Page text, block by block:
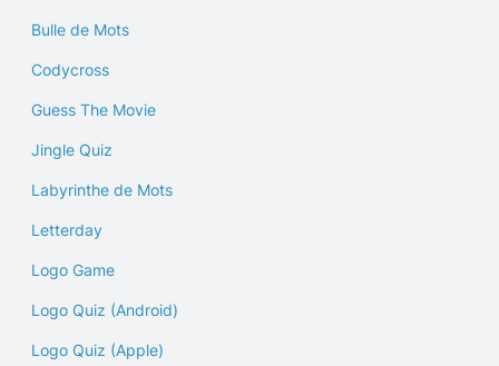
Bulle de Mots
Codycross
Guess The Movie
Jingle Quiz
Labyrinthe de Mots
Letterday
Logo Game
Logo Quiz (Android)
Logo Quiz (Apple)